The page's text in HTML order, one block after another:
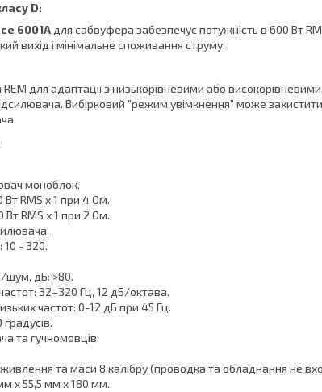
D:
6001A​​​​​​​ для сабвуфера забезпечує потужність в 600 Вт
вихід і мінімальне споживання струму.
для адаптації з низькорівневими або
Вибірковий "режим увімкнення" може
моноблок.
Вт RMS x 1 при 4 Ом.
Вт RMS x 1 при 2 Ом.
10 - 320.
шум, дБ: >80.
32–320 Гц, 12 дБ/октава.
частот: 0-12 дБ при 45 Гц.
та гучномовців.
та маси 8 калібру (проводка та обладнання не
x 55,5 мм x 180 мм.